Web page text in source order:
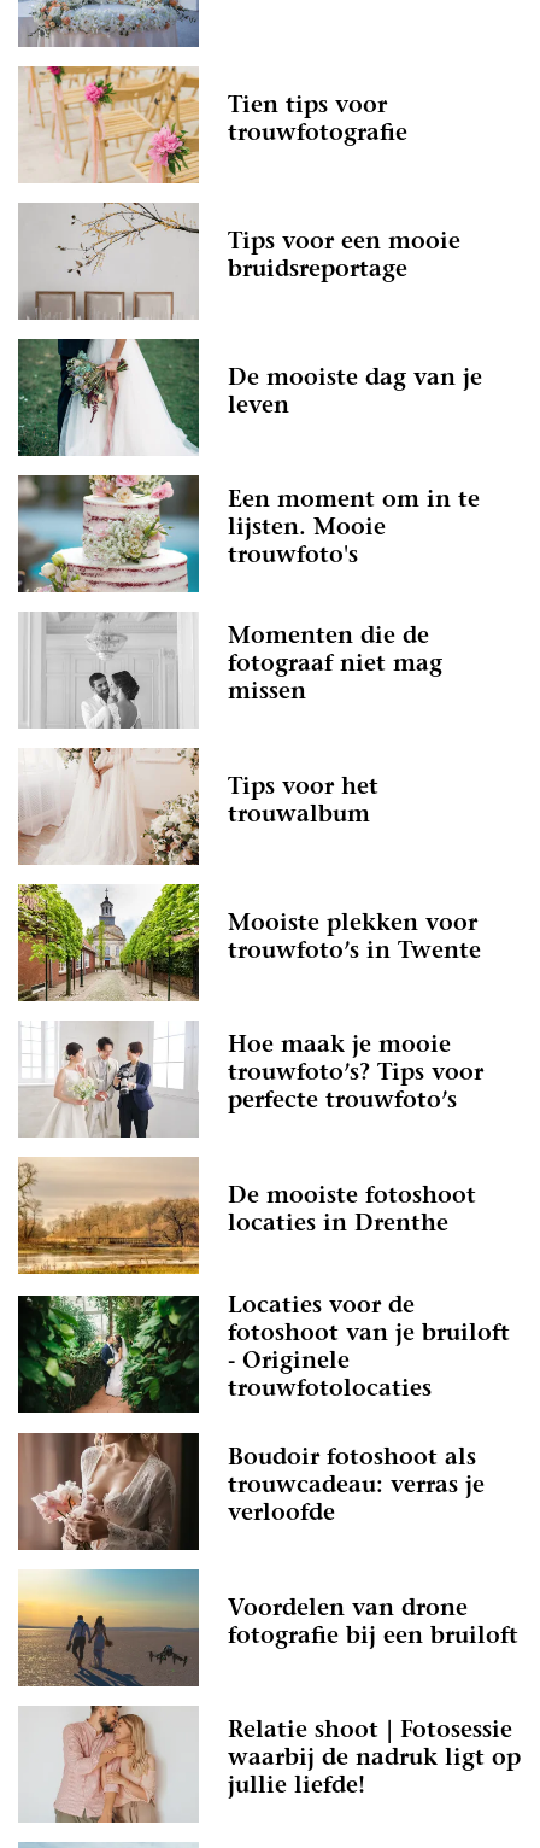
Tien tips voor
trouwfotografie
Tips voor een mooie
bruidsreportage
De mooiste dag van je
leven
Een moment om in te
lijsten. Mooie
trouwfoto's
Momenten die de
fotograaf niet mag
missen
Tips voor het
trouwalbum
Mooiste plekken voor
trouwfoto’s in Twente
Hoe maak je mooie
trouwfoto’s? Tips voor
perfecte trouwfoto’s
De mooiste fotoshoot
locaties in Drenthe
Locaties voor de
fotoshoot van je bruiloft
- Originele
trouwfotolocaties
Boudoir fotoshoot als
trouwcadeau: verras je
verloofde
Voordelen van drone
fotografie bij een bruiloft
Relatie shoot | Fotosessie
waarbij de nadruk ligt op
jullie liefde!